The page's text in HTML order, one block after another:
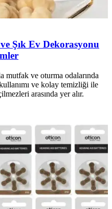
Şık Ev Dekorasyonu
mutfak ve oturma odalarında
ve kolay temizliği ile
arasında yer alır.